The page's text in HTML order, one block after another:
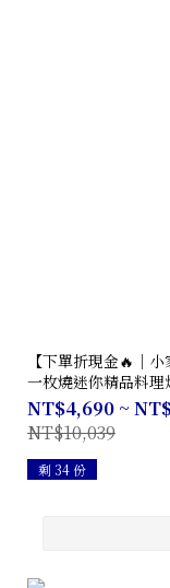
【下單折現金🔥｜
一枚燒迷你精品料理
NT$4,690 ~
NT$10,039
剩 34 份